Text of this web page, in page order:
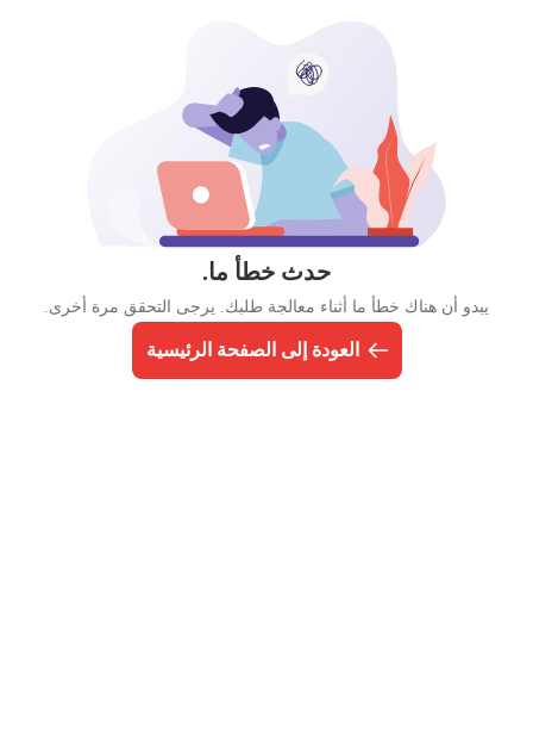
حدث خطأ ما.
يبدو أن هناك خطأ ما أثناء معالجة طلبك. يرجى التحقق مرة أخرى.
العودة إلى الصفحة الرئيسية